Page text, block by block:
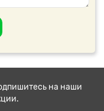
на наши